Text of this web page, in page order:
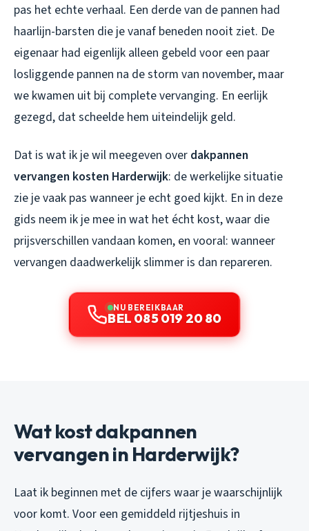
pas het echte verhaal. Een derde van de pannen had
haarlijn-barsten die je vanaf beneden nooit ziet. De
eigenaar had eigenlijk alleen gebeld voor een paar
losliggende pannen na de storm van november, maar
we kwamen uit bij complete vervanging. En eerlijk
gezegd, dat scheelde hem uiteindelijk geld.
Dat is wat ik je wil meegeven over dakpannen
vervangen kosten Harderwijk: de werkelijke situatie
zie je vaak pas wanneer je echt goed kijkt. En in deze
gids neem ik je mee in wat het écht kost, waar die
prijsverschillen vandaan komen, en vooral: wanneer
vervangen daadwerkelijk slimmer is dan repareren.
NU BEREIKBAAR
BEL 085 019 20 80
Wat kost dakpannen
vervangen in Harderwijk?
Laat ik beginnen met de cijfers waar je waarschijnlijk
voor komt. Voor een gemiddeld rijtjeshuis in